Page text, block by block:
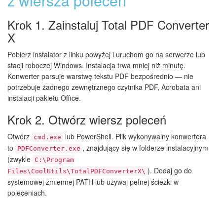
Krok 1. Zainstaluj Total PDF Converter
X
Pobierz instalator z linku powyżej i uruchom go na serwerze lub
stacji roboczej Windows. Instalacja trwa mniej niż minutę.
Konwerter parsuje warstwę tekstu PDF bezpośrednio — nie
potrzebuje żadnego zewnętrznego czytnika PDF, Acrobata ani
instalacji pakietu Office.
Krok 2. Otwórz wiersz poleceń
Otwórz cmd.exe
lub PowerShell. Plik wykonywalny konwertera
to
PDFConverter.exe , znajdujący się w folderze instalacyjnym
(zwykle C:\Program
Files\CoolUtils\TotalPDFConverterX\ ). Dodaj go do
systemowej zmiennej PATH lub używaj pełnej ścieżki w
poleceniach.